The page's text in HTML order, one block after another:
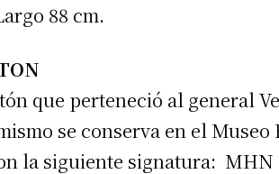
88 cm.
que perteneció al general
se conserva en el
la siguiente signatura: MHN